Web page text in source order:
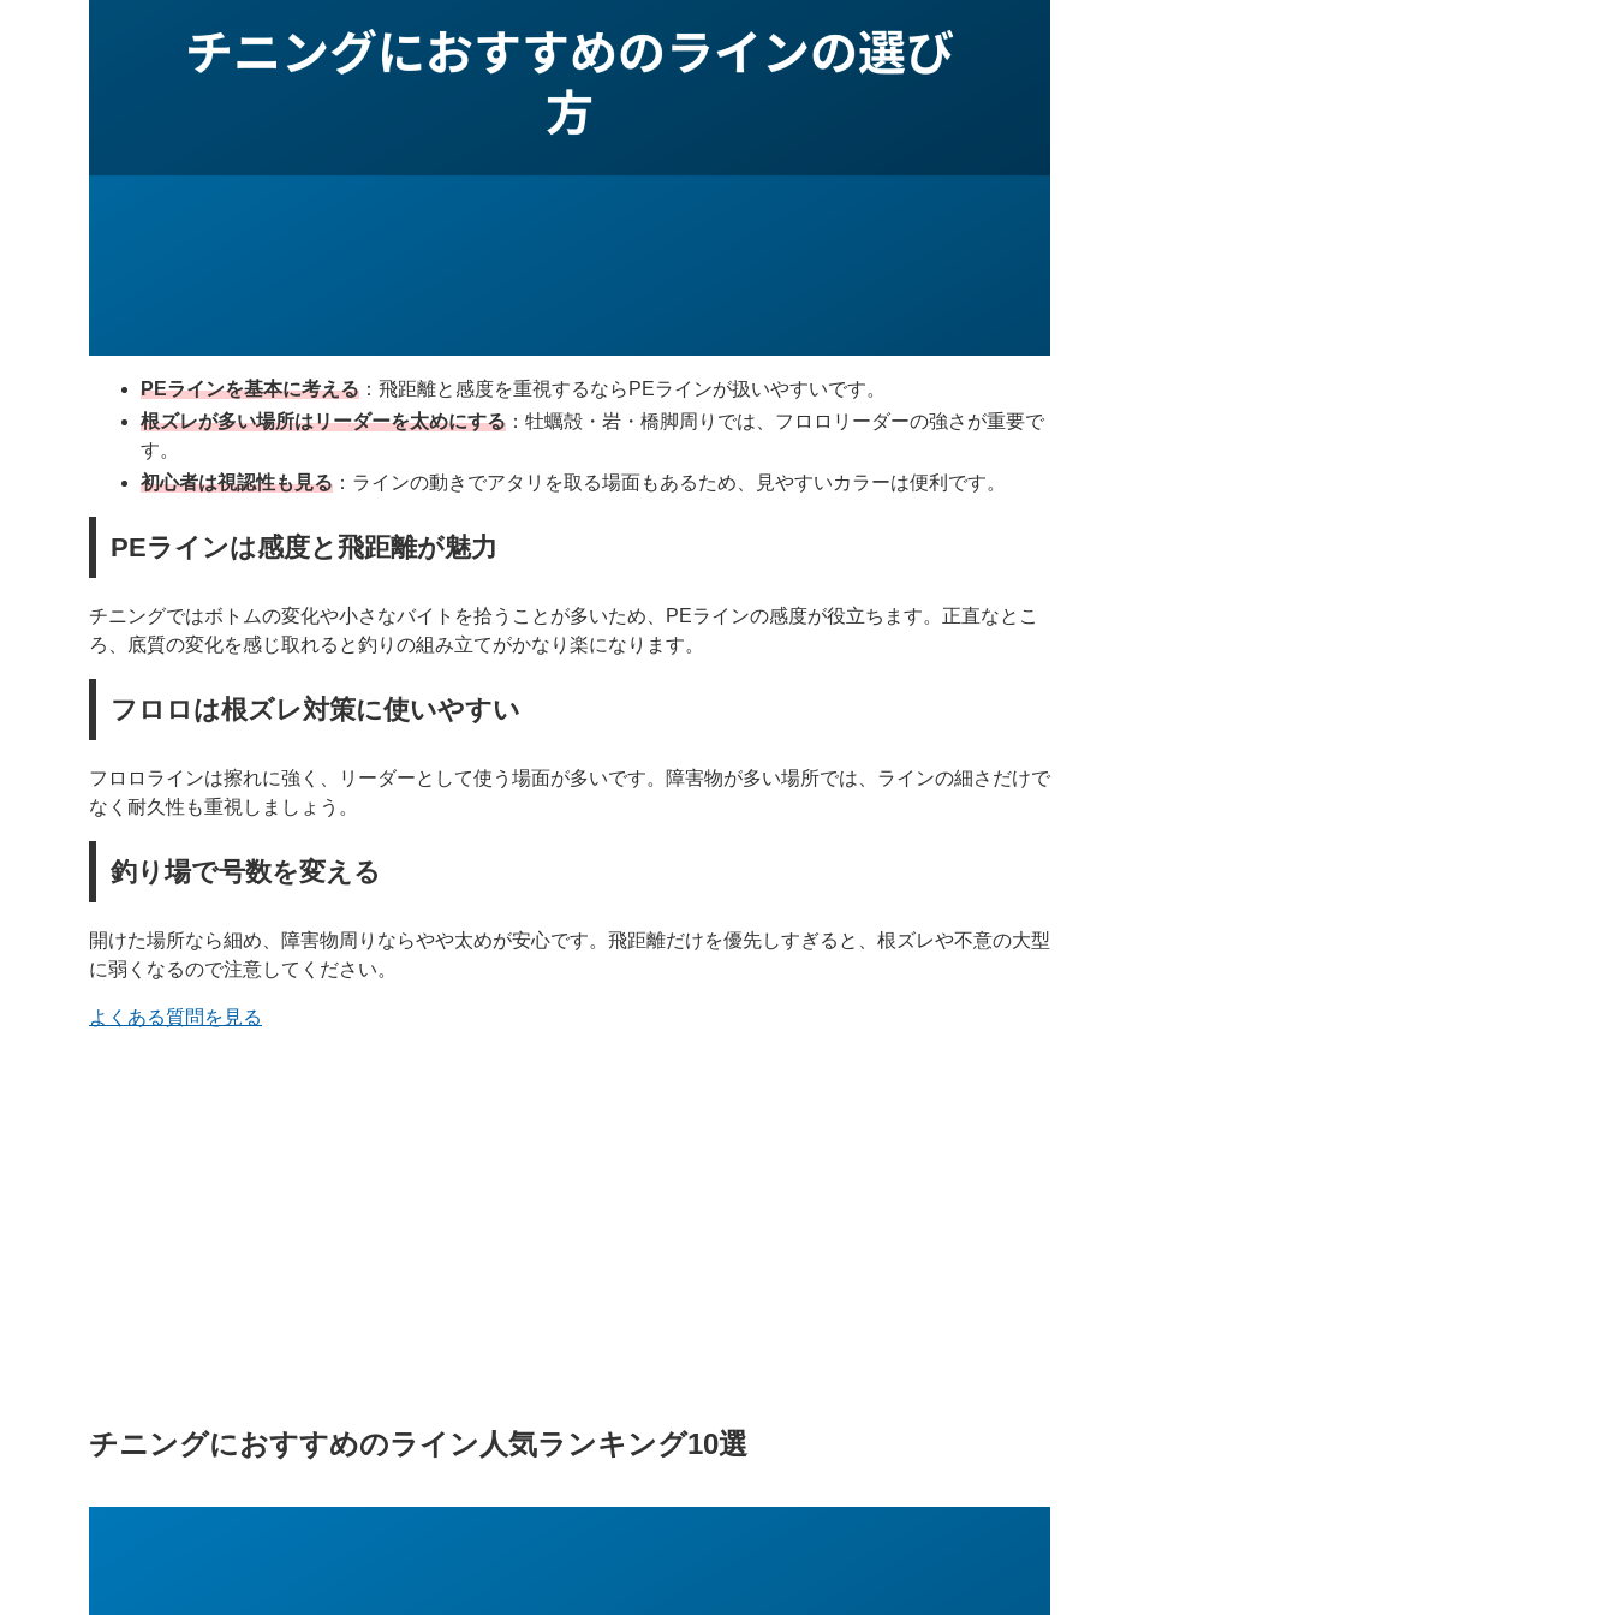
PEラインを基本に考える ：飛距離と感度を重視するならPEラインが扱いやすいです。
根ズレが多い場所はリーダーを太めにする ：牡蠣殻・岩・橋脚周りでは、フロロリーダーの強さが重要で
す。
初心者は視認性も見る ：ラインの動きでアタリを取る場面もあるため、見やすいカラーは便利です。
PEラインは感度と飛距離が魅力
チニングではボトムの変化や小さなバイトを拾うことが多いため、PEラインの感度が役立ちます。正直なとこ
ろ、底質の変化を感じ取れると釣りの組み立てがかなり楽になります。
フロロは根ズレ対策に使いやすい
フロロラインは擦れに強く、リーダーとして使う場面が多いです。障害物が多い場所では、ラインの細さだけで
なく耐久性も重視しましょう。
釣り場で号数を変える
開けた場所なら細め、障害物周りならやや太めが安心です。飛距離だけを優先しすぎると、根ズレや不意の大型
に弱くなるので注意してください。
よくある質問を見る
チニングにおすすめのライン人気ランキング10選